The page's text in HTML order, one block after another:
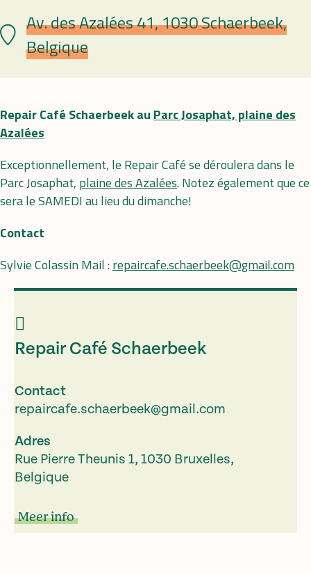
PlaatsAv. des Azalées 41, 1030 Schaerbeek,
Belgique
Repair Café Schaerbeek au Parc Josaphat, plaine des
Azalées
Exceptionnellement, le Repair Café se déroulera dans le
Parc Josaphat, plaine des Azalées. Notez également que ce
sera le SAMEDI au lieu du dimanche!
Contact
Sylvie Colassin Mail :repaircafe.schaerbeek@gmail.com
Repair Café Schaerbeek
Contact
repaircafe.schaerbeek@gmail.com
Adres
Rue Pierre Theunis 1, 1030 Bruxelles,
Belgique
Meer info